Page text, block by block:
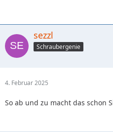
sezzl
Schraubergenie
4. Februar 2025
So ab und zu macht das schon